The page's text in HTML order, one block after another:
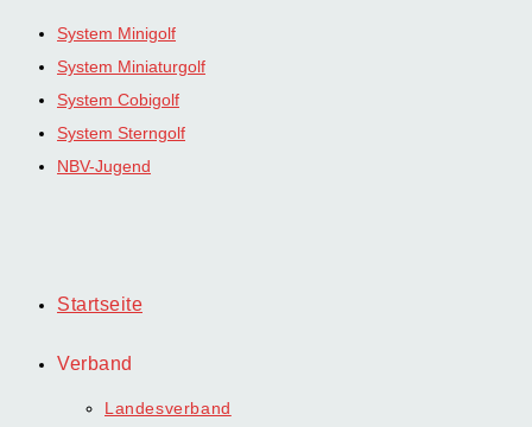
Zum
System Minigolf
System Miniaturgolf
System Cobigolf
System Sterngolf
NBV-Jugend
Startseite
Verband
Landesverband